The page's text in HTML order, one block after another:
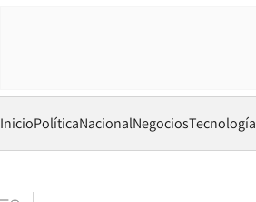
InicioPolíticaNacionalNegociosTecnología